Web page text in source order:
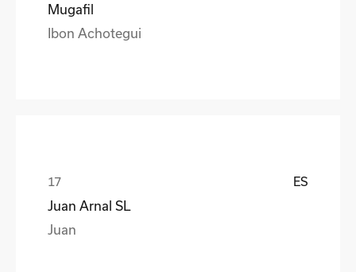
Mugafil
Ibon Achotegui
ES
Juan Arnal SL
Juan